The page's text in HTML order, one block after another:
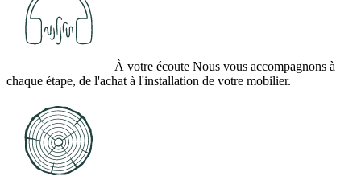
À votre écoute Nous vous accompagnons à
chaque étape, de l'achat à l'installation de votre mobilier.